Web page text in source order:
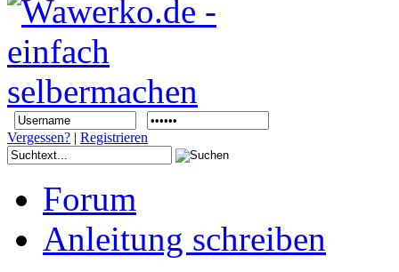
Vergessen? | Registrieren
Forum
Anleitung schreiben